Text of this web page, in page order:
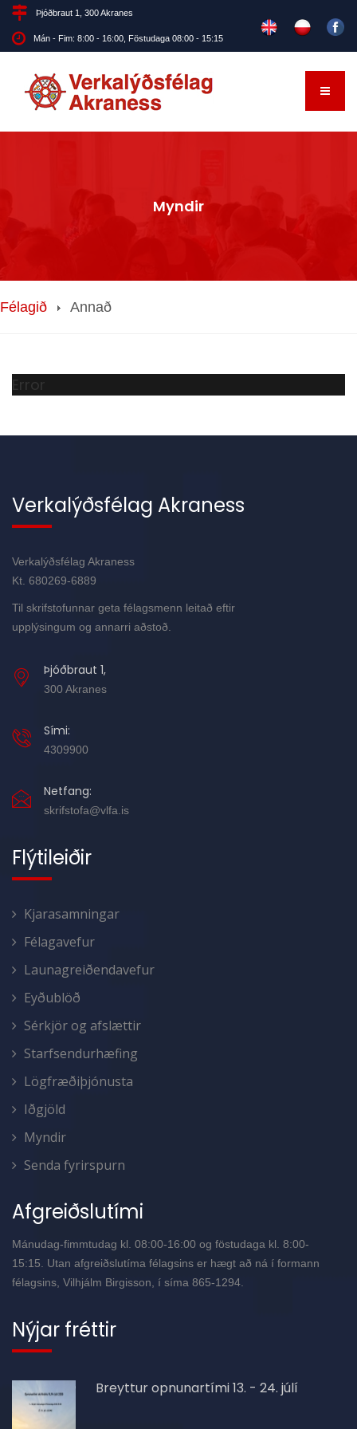
Þjóðbraut 1, 300 Akranes
Mán - Fim: 8:00 - 16:00, Föstudaga 08:00 - 15:15
Myndir
Félagið Annað
Error
Verkalýðsfélag Akraness
Verkalýðsfélag Akraness
Kt. 680269-6889
Til skrifstofunnar geta félagsmenn leitað eftir
upplýsingum og annarri aðstoð.
Þjóðbraut 1,
300 Akranes
Sími:
4309900
Netfang:
skrifstofa@vlfa.is
Flýtileiðir
Kjarasamningar
Félagavefur
Launagreiðendavefur
Eyðublöð
Sérkjör og afslættir
Starfsendurhæfing
Lögfræðiþjónusta
Iðgjöld
Myndir
Senda fyrirspurn
Afgreiðslutími
Mánudag-fimmtudag kl. 08:00-16:00 og föstudaga kl. 8:00-
15:15. Utan afgreiðslutíma félagsins er hægt að ná í formann
félagsins, Vilhjálm Birgisson, í síma 865-1294.
Nýjar fréttir
Breyttur opnunartími 13. - 24. júlí